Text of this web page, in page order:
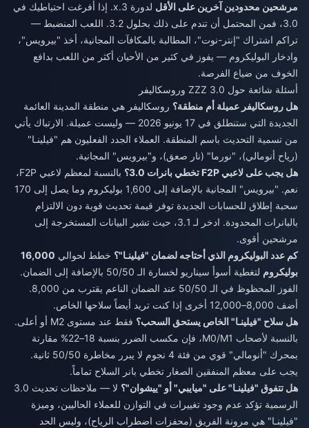
مرشحين محدودين آخرين على الأقل
لدورة 3.x. إذا أفرغت احتياطيك في
3.0، فمن المحتمل أن تندم على ذلك بحلول 3.2. اللعب المنضبط —
تراكم اشتراك "إنتر-نوت"، المطالبة بالمكافآت المجانية، أخذ "بيرويس"،
وادخار البوليكروم — يفوز في كثير من الأحيان أكثر من اللعب بدافع
الخوف من ضياع الفرصة.
أسئلة شائعة حول ZZZ 3.0 وروسكاليفر
هل روسكاليفر عميلة أم منطقة؟ روسكاليفر هي منطقة المدينة العائمة
الجديدة التي ستنطلق في 17 يونيو 2026 — وليست عميلة. الارتباك يأتي
من تسمية التحديث باسم المنطقة. العملاء الجدد الفعليون هم "فيلينـا"
(رياح أنومالي)، "نورما" (نار صعق)، و"بيرويس" المجانية.
هل يجب على لاعبي F2P تخطي بانرات 3.0؟
بالنسبة لمعظم لاعبي F2P،
نعم. "بيرويس" المجانية بالإضافة إلى 1,600 بوليكروم وما يصل إلى 170
سحبة إطلاق للحسابات الجديدة توفر قيمة تحديث قوية دون الالتزام
بالبانرات المحدودة. ادخر لـ 3.1، حيث تشير البيانات المستخرجة إلى
مرشحين أقوى.
كم عدد البوليكروم الذي أحتاجه لضمان "فيلينـا"؟ خطط لحوالي 16,000
بوليكروم
لتغطية أسوأ سيناريو لخسارة الـ 50/50 بالإضافة إلى الضمان.
الفوز المحظوظ في الـ 50/50 عند الضمان الناعم يقترب من 8,000.
أضف 8,000–12,000 أخرى إذا كنت تريد أيضاً سلاحها الخاص.
هل سلاح "فيلينـا" الخاص يستحق السحب؟
فقط عند مستوى M2 أو أعلى.
بالنسبة لأصحاب M0/M1، فإن مكسب الضرر بنسبة 18–22% مقارنة
بمحرك "أنومالي" قوي من فئة 4 نجوم لا يبرر مخاطرة 50/50 ثانية.
يجب على معظم المنفقين الصغار تخطي بانر السلاح تماماً.
هل تتفوق "فيلينـا" على "ميايبي" أو "ييشوان"؟
لا — ملاحظات تحديث 3.0
الرسمية تؤكد عدم وجود تغييرات في التوازن للعملاء الحاليين، وميزة
"فيلينـا" هي مرونة الفريق (محفزات اضطراب الرياح)، وليس الحد